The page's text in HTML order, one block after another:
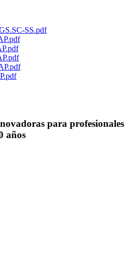
SS.pdf
para profesionales
años